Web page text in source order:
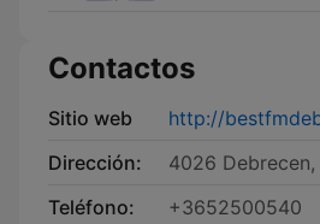
Contactos
Sitio web
http://
Dirección:
4026
Teléfono:
+3652500540